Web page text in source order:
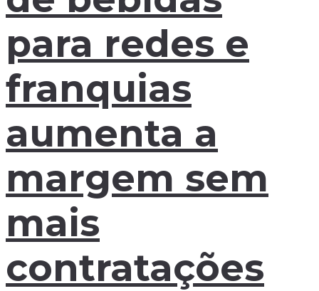
para redes e
franquias
aumenta a
margem sem
mais
contratações